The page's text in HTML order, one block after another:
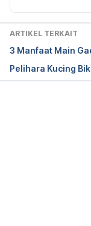
ARTIKEL TERKAIT
3 Manfaat Main
Pelihara Kucing